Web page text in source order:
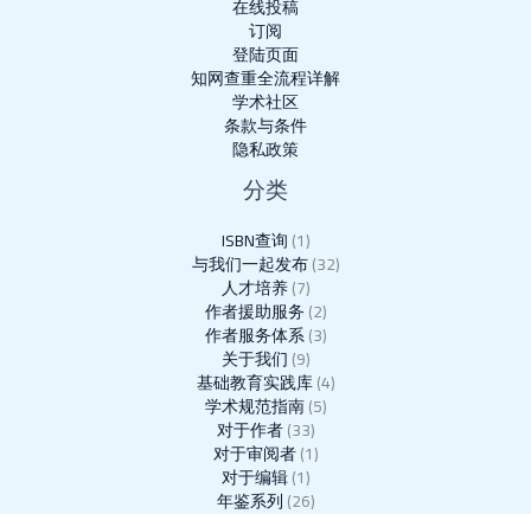
在线投稿
订阅
登陆页面
知网查重全流程详解
学术社区
条款与条件
隐私政策
分类
ISBN查询(1)
与我们一起发布(32)
人才培养(7)
作者援助服务(2)
作者服务体系(3)
关于我们(9)
基础教育实践库(4)
学术规范指南(5)
对于作者(33)
对于审阅者(1)
对于编辑(1)
年鉴系列(26)